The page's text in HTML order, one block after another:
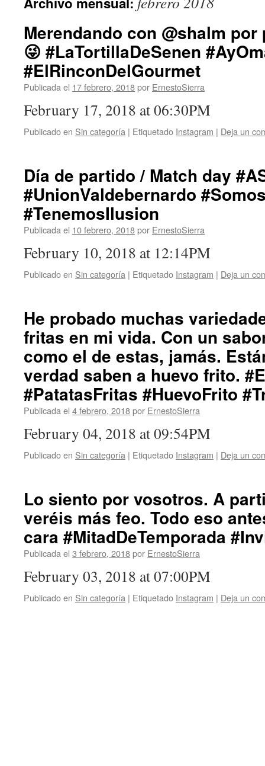
Merendando con @shalm
😜 #LaTortillaDeSenen
#ElRinconDelGourmet
Publicada el 17 febrero, 2018por ErnestoSierra
February 17, 2018 at 06:30PM
Publicado en Sin categoría | Etiquetado Instagram | Deja un
Día de partido / Match day
#UnionValdebernardo
#TenemosIlusion
Publicada el 10 febrero, 2018por ErnestoSierra
February 10, 2018 at 12:14PM
Publicado en Sin categoría | Etiquetado Instagram | Deja un
He probado muchas
fritas en mi vida. Con un
como el de estas, jamás.
verdad saben a huevo frito.
#PatatasFritas #HuevoFrito
Publicada el 4 febrero, 2018por ErnestoSierra
February 04, 2018 at 09:54PM
Publicado en Sin categoría | Etiquetado Instagram | Deja un
Lo siento por vosotros. A
veréis más feo. Todo eso
cara #MitadDeTemporada
Publicada el 3 febrero, 2018por ErnestoSierra
February 03, 2018 at 07:00PM
Publicado en Sin categoría | Etiquetado Instagram | Deja un